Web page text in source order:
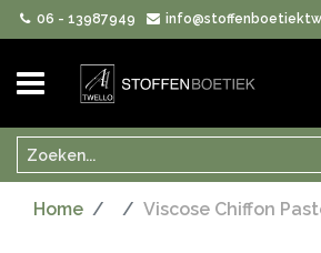
06 - 13987949
Zoeken
Home Viscose Chiffon